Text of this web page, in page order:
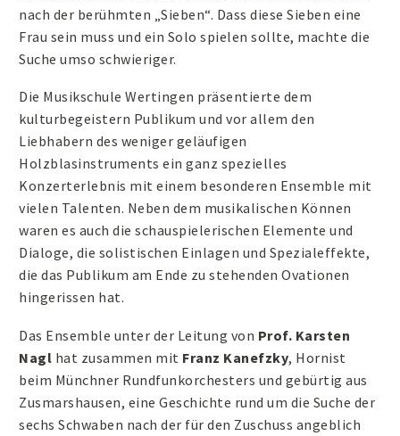
nach der berühmten „Sieben“. Dass diese Sieben eine
Frau sein muss und ein Solo spielen sollte, machte die
Suche umso schwieriger.
Die Musikschule Wertingen präsentierte dem
kulturbegeistern Publikum und vor allem den
Liebhabern des weniger geläufigen
Holzblasinstruments ein ganz spezielles
Konzerterlebnis mit einem besonderen Ensemble mit
vielen Talenten. Neben dem musikalischen Können
waren es auch die schauspielerischen Elemente und
Dialoge, die solistischen Einlagen und Spezialeffekte,
die das Publikum am Ende zu stehenden Ovationen
hingerissen hat.
Das Ensemble unter der Leitung von Prof. Karsten
Nagl hat zusammen mit Franz Kanefzky, Hornist
beim Münchner Rundfunkorchesters und gebürtig aus
Zusmarshausen, eine Geschichte rund um die Suche der
sechs Schwaben nach der für den Zuschuss angeblich